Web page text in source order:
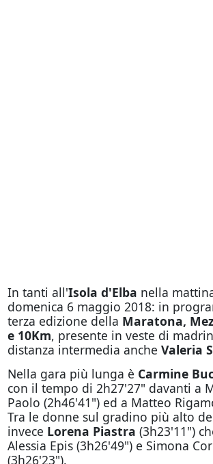
In tanti all'Isola d'Elba nella
domenica 6 maggio 2018: in
terza edizione della Maratona,
e 10Km, presente in veste di
distanza intermedia anche Valeria
Nella gara più lunga è Carmine
con il tempo di 2h27'27" davanti a
Paolo (2h46'41") ed a Matteo
Tra le donne sul gradino più alto
invece Lorena Piastra (3h23'11")
Alessia Epis (3h26'49") e Simona
(3h26'23").